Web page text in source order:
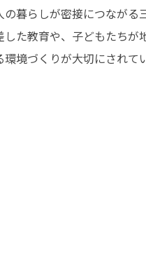
暮らしが密接につながる
した教育や、子どもたちが
境づくりが大切にされて